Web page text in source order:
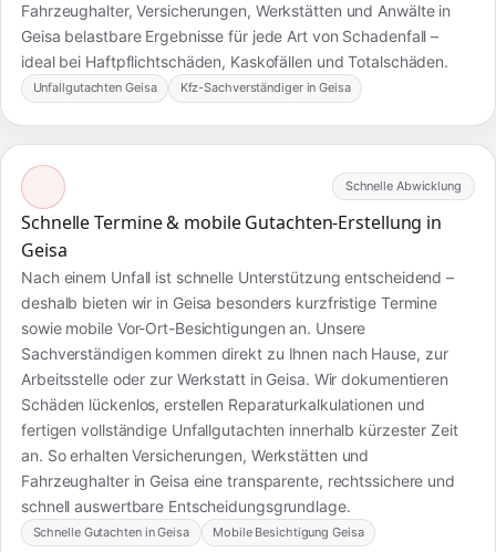
Fahrzeughalter, Versicherungen, Werkstätten und Anwälte in
Geisa belastbare Ergebnisse für jede Art von Schadenfall –
ideal bei Haftpflichtschäden, Kaskofällen und Totalschäden.
Unfallgutachten Geisa Kfz-Sachverständiger in Geisa
Schnelle Abwicklung
Schnelle Termine & mobile Gutachten-Erstellung in
Geisa
Nach einem Unfall ist schnelle Unterstützung entscheidend –
deshalb bieten wir in Geisa besonders kurzfristige Termine
sowie mobile Vor-Ort-Besichtigungen an. Unsere
Sachverständigen kommen direkt zu Ihnen nach Hause, zur
Arbeitsstelle oder zur Werkstatt in Geisa. Wir dokumentieren
Schäden lückenlos, erstellen Reparaturkalkulationen und
fertigen vollständige Unfallgutachten innerhalb kürzester Zeit
an. So erhalten Versicherungen, Werkstätten und
Fahrzeughalter in Geisa eine transparente, rechtssichere und
schnell auswertbare Entscheidungsgrundlage.
Schnelle Gutachten in Geisa Mobile Besichtigung Geisa